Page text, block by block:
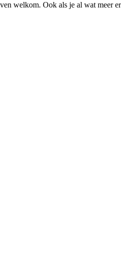
welkom. Ook als je al wat meer